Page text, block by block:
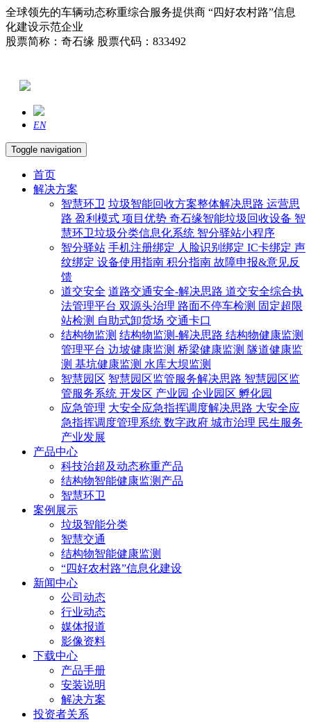
全球领先的车辆动态称重综合服务提供商 “四好农村路”信息
化建设示范企业
股票简称：奇石缘 股票代码：833492
EN
Toggle navigation
首页
解决方案
智慧环卫 垃圾智能回收方案整体解决思路 运营思
路 盈利模式 项目优势 奇石缘智能垃圾回收设备 智
慧环卫垃圾分类信息化系统 智分驿站小程序
智分驿站 手机注册绑定 人脸识别绑定 IC卡绑定 声
纹绑定 设备使用指南 积分指南 故障申报&意见反
馈
道交安全 道路交通安全-解决思路 道交安全综合执
法管理平台 双源头治理 路面不停车检测 固定超限
站检测 自助式卸货场 交通卡口
结构物监测 结构物监测-解决思路 结构物健康监测
管理平台 边坡健康监测 桥梁健康监测 隧道健康监
测 基坑健康监测 水库大坝监测
智慧园区 智慧园区监管服务解决思路 智慧园区监
管服务系统 开发区 产业园 企业园区 孵化园
应急管理 大安全应急指挥调度解决思路 大安全应
急指挥调度管理系统 数字政府 城市治理 民生服务
产业发展
产品中心
科技治超及动态称重产品
结构物智能健康监测产品
智慧环卫
案例展示
垃圾智能分类
智慧交通
结构物智能健康监测
“四好农村路”信息化建设
新闻中心
公司动态
行业动态
媒体报道
影像资料
下载中心
产品手册
安装说明
解决方案
投资者关系